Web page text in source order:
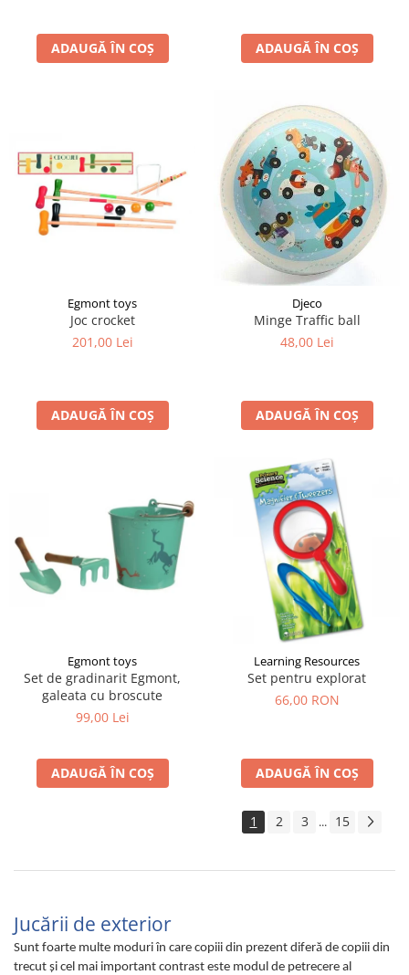
ADAUGĂ ÎN COȘ ADAUGĂ ÎN COȘ
Egmont toys
Joc crocket
201,00 Lei
ADAUGĂ ÎN COȘ
Djeco
Minge Traffic ball
48,00 Lei
ADAUGĂ ÎN COȘ
Egmont toys
Set de gradinarit Egmont,
galeata cu broscute
99,00 Lei
ADAUGĂ ÎN COȘ
Learning Resources
Set pentru explorat
66,00 RON
ADAUGĂ ÎN COȘ
1 2 3 ... 15
Jucării de exterior
Sunt foarte multe moduri în care copiii din prezent diferă de copiii din
trecut şi cel mai important contrast este modul de petrecere al